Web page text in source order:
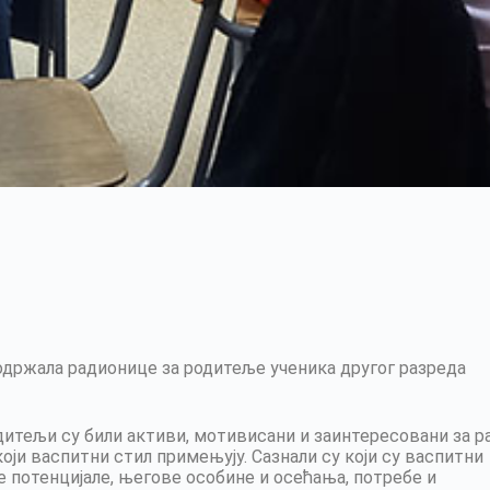
радионице за родитеље ученика другог разреда
су били активи, мотивисани и заинтересовани за
васпитни стил примењују. Сазнали су који су васпитни
потенцијале, његове особине и осећања, потребе и